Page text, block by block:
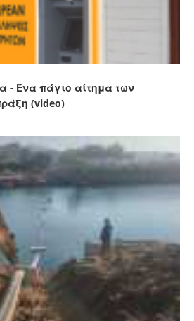
- Ένα πάγιο αίτημα των
(video)